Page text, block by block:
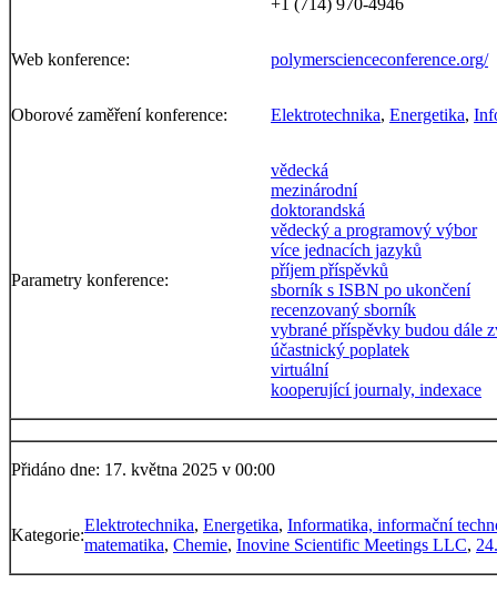
+1 (714) 970-4946
Web konference: polymerscienceconference.org/
Oborové zaměření konference: Elektrotechnika, Energetika,
Parametry konference:
vědecká
mezinárodní
doktorandská
vědecký a programový výbor
více jednacích jazyků
příjem příspěvků
sborník s ISBN po ukončení
recenzovaný sborník
vybrané příspěvky budou dále
účastnický poplatek
virtuální
kooperující journaly, indexace
Přidáno dne: 17. května 2025 v 00:00
Kategorie:
Elektrotechnika, Energetika, Informatika, informační
matematika, Chemie, Inovine Scientific Meetings LLC,